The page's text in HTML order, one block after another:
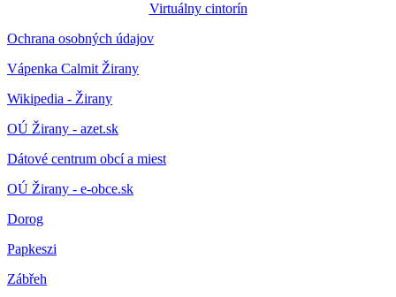
Virtuálny cintorín
Ochrana osobných údajov
Vápenka Calmit Žirany
Wikipedia - Žirany
OÚ Žirany - azet.sk
Dátové centrum obcí a miest
OÚ Žirany - e-obce.sk
Dorog
Papkeszi
Zábřeh